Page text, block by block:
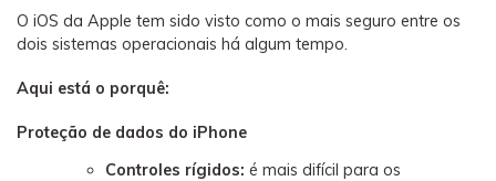
O iOS da Apple tem sido visto como o mais seguro entre os
dois sistemas operacionais há algum tempo.
Aqui está o porquê:
Proteção de dados do iPhone
Controles rígidos: é mais difícil para os